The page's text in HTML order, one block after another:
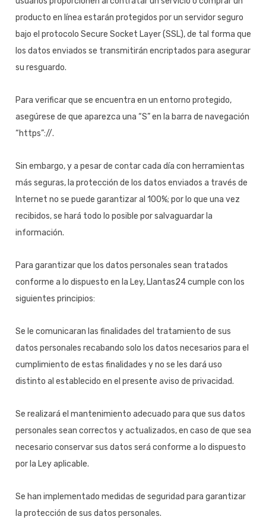
producto en línea estarán protegidos por un servidor seguro
bajo el protocolo Secure Socket Layer (SSL), de tal forma que
los datos enviados se transmitirán encriptados para asegurar
su resguardo.
Para verificar que se encuentra en un entorno protegido,
asegúrese de que aparezca una “S” en la barra de navegación
“https”://.
Sin embargo, y a pesar de contar cada día con herramientas
más seguras, la protección de los datos enviados a través de
Internet no se puede garantizar al 100%; por lo que una vez
recibidos, se hará todo lo posible por salvaguardar la
información.
Para garantizar que los datos personales sean tratados
conforme a lo dispuesto en la Ley, Llantas24 cumple con los
siguientes principios:
Se le comunicaran las finalidades del tratamiento de sus
datos personales recabando solo los datos necesarios para el
cumplimiento de estas finalidades y no se les dará uso
distinto al establecido en el presente aviso de privacidad.
Se realizará el mantenimiento adecuado para que sus datos
personales sean correctos y actualizados, en caso de que sea
necesario conservar sus datos será conforme a lo dispuesto
por la Ley aplicable.
Se han implementado medidas de seguridad para garantizar
la protección de sus datos personales.